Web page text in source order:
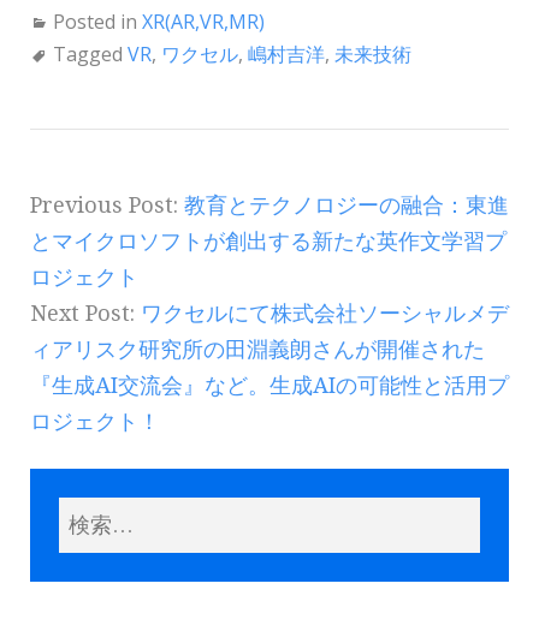
Posted in XR(AR,VR,MR)
Tagged VR, ワクセル, 嶋村吉洋, 未来技術
Previous Post: 教育とテクノロジーの融合：東進
とマイクロソフトが創出する新たな英作文学習プ
ロジェクト
Next Post: ワクセルにて株式会社ソーシャルメデ
ィアリスク研究所の田淵義朗さんが開催された
『生成AI交流会』など。生成AIの可能性と活用プ
ロジェクト！